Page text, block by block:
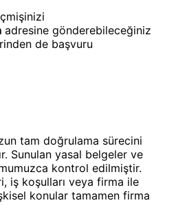
adresine gönderebileceğiniz
de başvuru
tam doğrulama sürecini
Sunulan yasal belgeler ve
kontrol edilmiştir.
iş koşulları veya firma ile
konular tamamen firma